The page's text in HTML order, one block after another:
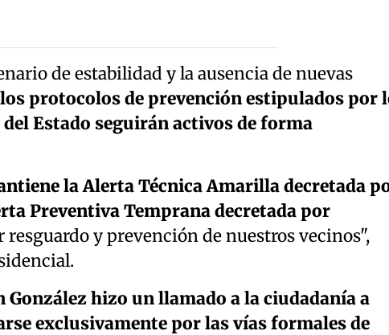
de estabilidad y la ausencia de nuevas
los protocolos de prevención estipulados por
Estado seguirán activos de forma
la Alerta Técnica Amarilla decretada
Preventiva Temprana decretada por
resguardo y prevención de nuestros vecinos",
González hizo un llamado a la ciudadanía a
exclusivamente por las vías formales de